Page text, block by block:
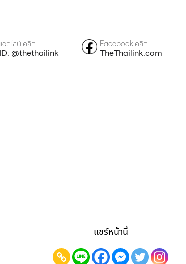
แอดไลน์ คลิก
ID: @thethailink
Facebook คลิก
TheThailink.com
แชร์หน้านี้